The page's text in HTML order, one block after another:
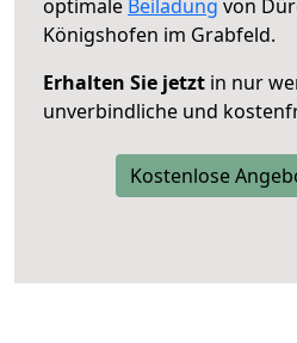
optimale Beiladung von
Königshofen im Grabfeld.
Erhalten Sie jetzt in nur
unverbindliche und
Kostenlose